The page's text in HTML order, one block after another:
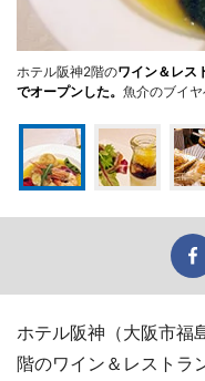
ホテル阪神2階のワイン＆レス
でオープンした。 魚介のブイヤ
ホテル阪神（大阪市
階のワイン＆レストラ